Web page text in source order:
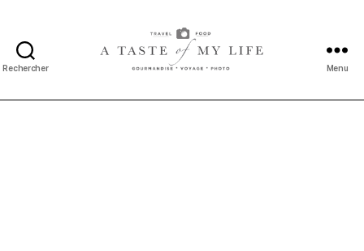
Rechercher
taste
Menu